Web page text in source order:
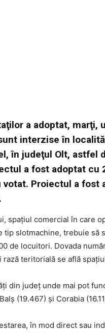
a adoptat,
interzise în
în judeţul Olt, astfel
a fost adoptat cu
votat. Proiectul a fost
spaţiul comercial în care
tip slotmachine, trebuie
de locuitori. Dovada
rază teritorială se află
din judeţ unde mai pot
(19.467) şi Corabia
în mod direct sau